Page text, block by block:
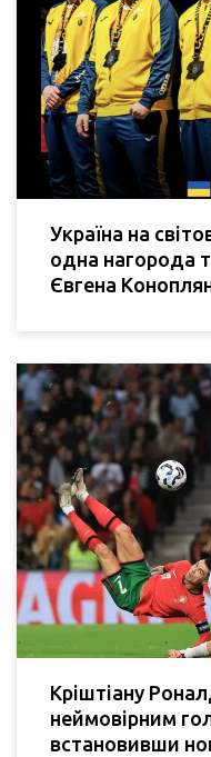
Україна на
одна нагорода
Євгена
Кріштіану
неймовірним
встановивши